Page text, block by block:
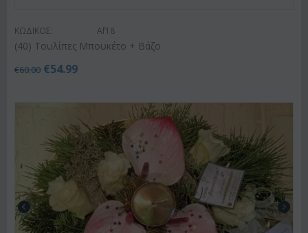
ΚΩΔΙΚΟΣ: Af18
(40) Τουλίπες Μπουκέτο + Βάζο
€60.00 €54.99